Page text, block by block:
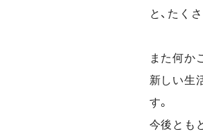
と、たく
また何か
新しい生
す。
今後とも